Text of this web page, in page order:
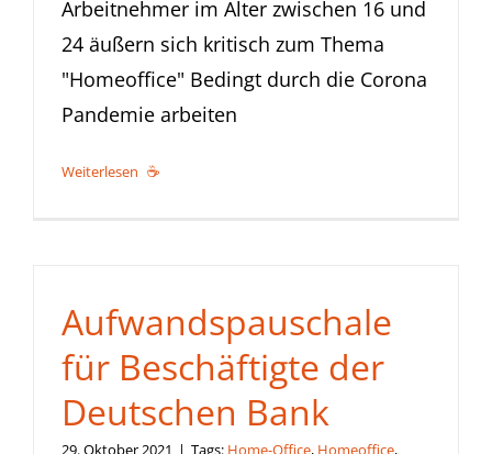
Arbeitnehmer im Alter zwischen 16 und
24 äußern sich kritisch zum Thema
"Homeoffice" Bedingt durch die Corona
Pandemie arbeiten
Weiterlesen
Aufwandspauschale
für Beschäftigte der
Deutschen Bank
29. Oktober 2021 | Tags: Home-Office, Homeoffice,